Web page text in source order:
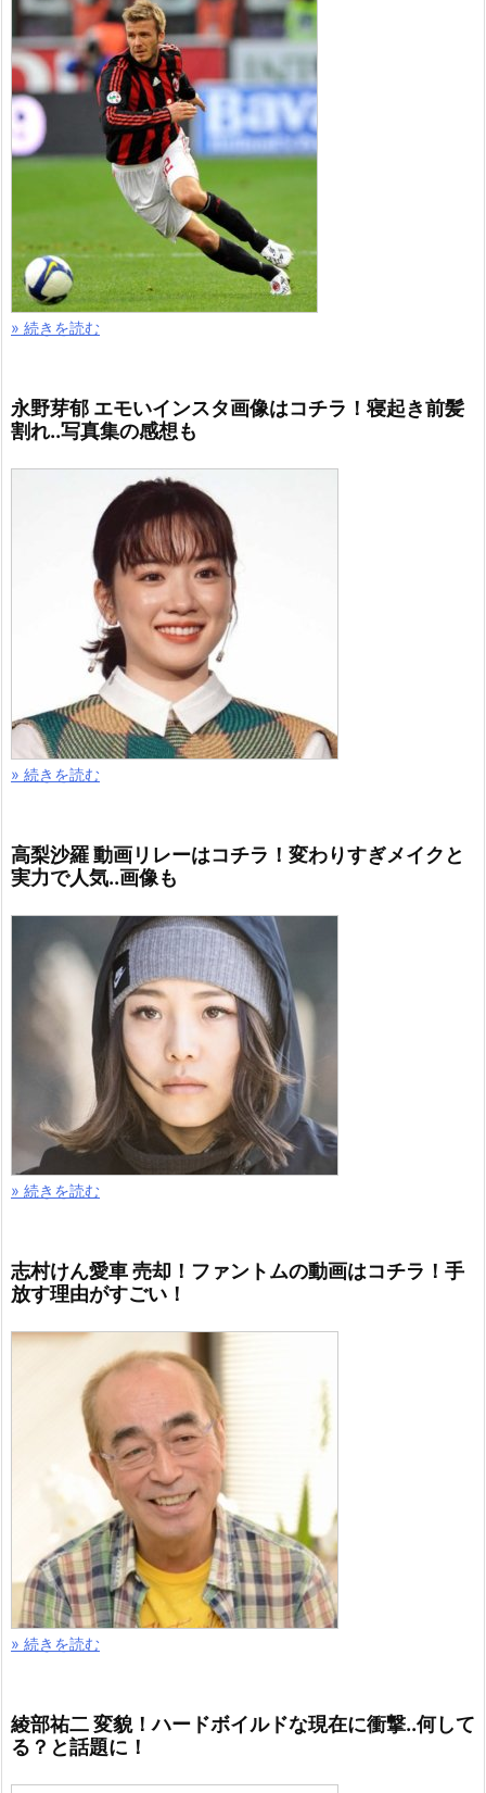
» 続きを読む
永野芽郁 エモいインスタ画像はコチラ！寝起き前髪
割れ..写真集の感想も
» 続きを読む
高梨沙羅 動画リレーはコチラ！変わりすぎメイクと
実力で人気..画像も
» 続きを読む
志村けん愛車 売却！ファントムの動画はコチラ！手
放す理由がすごい！
» 続きを読む
綾部祐二 変貌！ハードボイルドな現在に衝撃..何して
る？と話題に！